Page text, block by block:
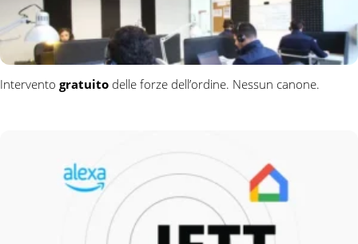
Intervento gratuito delle forze dell’ordine. Nessun canone.